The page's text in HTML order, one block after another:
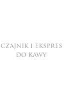
CZAJNIK I EKSPRES
DO KAWY